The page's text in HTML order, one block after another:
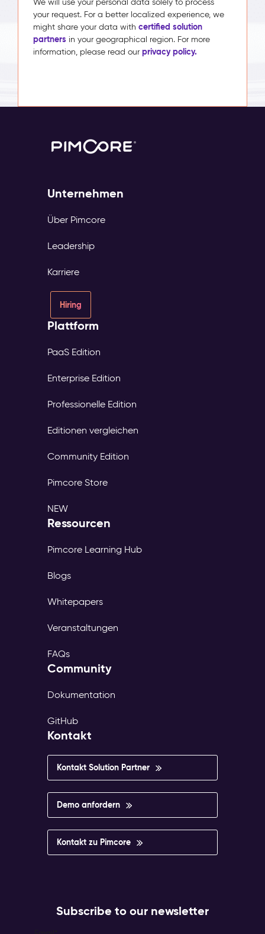
We will use your personal data solely to process
your request. For a better localized experience, we
might share your data with certified solution
partners in your geographical region. For more
information, please read our privacy policy.
Unternehmen
Über Pimcore
Leadership
Karriere
Hiring
Plattform
PaaS Edition
Enterprise Edition
Professionelle Edition
Editionen vergleichen
Community Edition
Pimcore Store
NEW
Ressourcen
Pimcore Learning Hub
Blogs
Whitepapers
Veranstaltungen
FAQs
Community
Dokumentation
GitHub
Kontakt
Kontakt Solution Partner
Demo anfordern
Kontakt zu Pimcore
Subscribe to our newsletter